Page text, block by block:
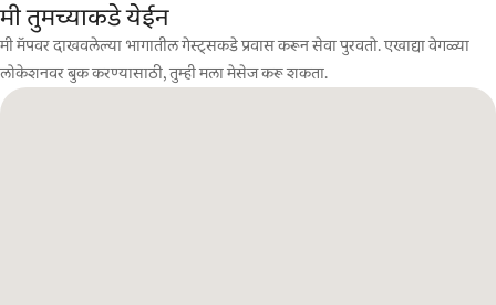
मी तुमच्याकडे येईन
मी मॅपवर दाखवलेल्या भागातील गेस्ट्सकडे प्रवास करून सेवा पुरवतो. एखाद्या वेगळ्या
लोकेशनवर बुक करण्यासाठी, तुम्ही मला मेसेज करू शकता.